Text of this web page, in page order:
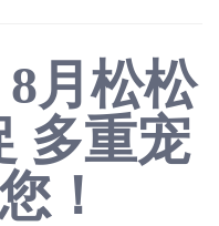
8月松松
多重宠
！